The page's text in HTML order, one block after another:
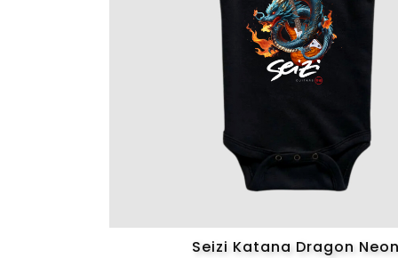
Seizi Katana Dragon